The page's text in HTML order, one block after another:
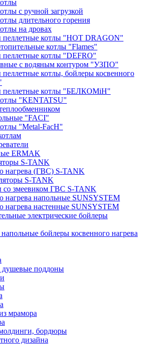
с ручной загрузкой
длительного горения
на дровах
пеллетные котлы "HOT DRAGON"
котлы "Flames"
пеллетные котлы "DEFRO"
с водяным контуром "УЗПО"
котлы, бойлеры косвенного
пеллетные котлы "БЕЛКОМiН"
"KENTATSU"
"FACI"
"Metal-FacH"
ERMAK
S-TANK
нагрева (ГВС) S-TANK
S-TANK
со змеевиком ГВС S-TANK
нагрева напольные SUNSYSTEM
нагрева настенные SUNSYSTEM
электрические бойлеры
бойлеры косвенного нагрева
поддоны
мрамора
бордюры
дизайна